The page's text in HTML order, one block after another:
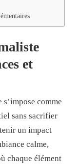
et
comme
sans sacrifier
un impact
calme,
chaque élément